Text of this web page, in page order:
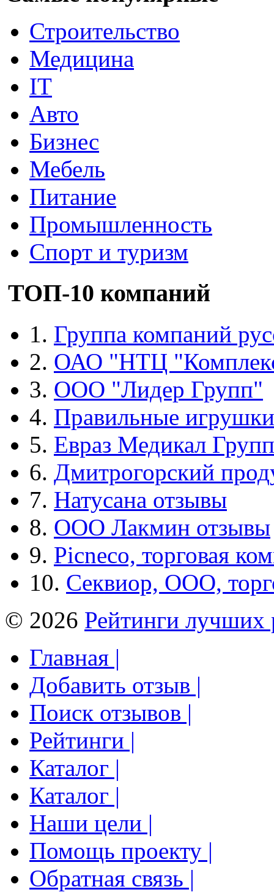
Строительство
Медицина
IT
Авто
Бизнес
Мебель
Питание
Промышленность
Спорт и туризм
ТОП-10 компаний
1. Группа компаний
2. ОАО "НТЦ
3. ООО "Лидер Групп"
4. Правильные игрушки
5. Евраз Медикал Групп
6. Дмитрогорский
7. Натусана отзывы
8. ООО Лакмин отзывы
9. Picneco, торговая
10. Секвиор, ООО,
© 2026 Рейтинги лучших
Главная |
Добавить отзыв |
Поиск отзывов |
Рейтинги |
Каталог |
Каталог |
Наши цели |
Помощь проекту |
Обратная связь |